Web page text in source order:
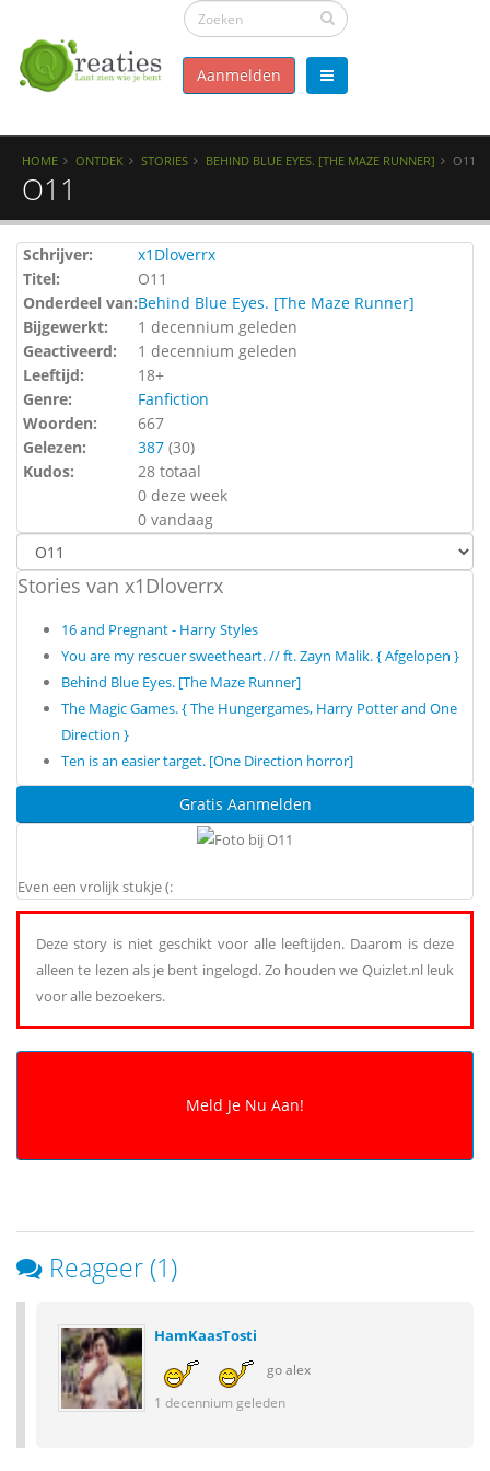
Aanmelden
HOME ONTDEK STORIES BEHIND BLUE EYES. [THE MAZE RUNNER] O11
O11
Schrijver:
x1Dloverrx
Titel:
O11
Onderdeel van:Behind Blue Eyes. [The Maze Runner]
Bijgewerkt:
1 decennium geleden
Geactiveerd:
1 decennium geleden
Leeftijd:
18+
Genre:
Fanfiction
Woorden:
667
Gelezen:
387 (30)
Kudos:
28 totaal
0 deze week
0 vandaag
Stories van x1Dloverrx
16 and Pregnant - Harry Styles
You are my rescuer sweetheart. // ft. Zayn Malik. { Afgelopen }
Behind Blue Eyes. [The Maze Runner]
The Magic Games. { The Hungergames, Harry Potter and One
Direction }
Ten is an easier target. [One Direction horror]
Gratis Aanmelden
Even een vrolijk stukje (:
Deze story is niet geschikt voor alle leeftijden. Daarom is deze
alleen te lezen als je bent ingelogd. Zo houden we Quizlet.nl leuk
voor alle bezoekers.
Reageer (1)
HamKaasTosti
go alex
1 decennium geleden